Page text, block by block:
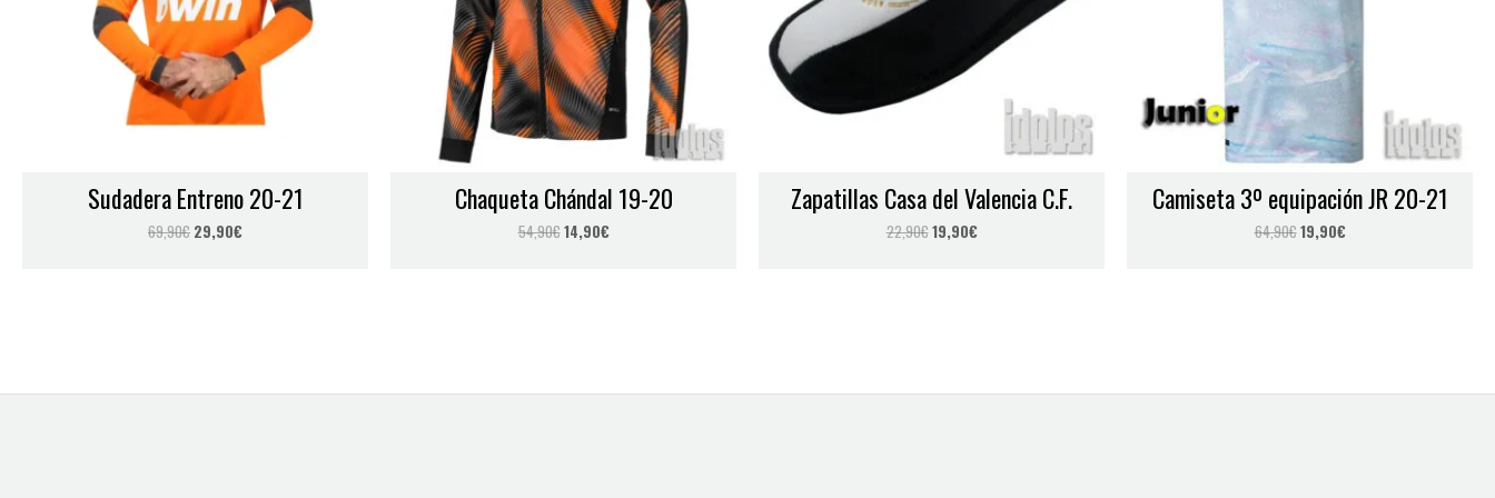
Sudadera Entreno 20-21
69,90€ 29,90€
Chaqueta Chándal 19-20
54,90€14,90€
Zapatillas Casa del Valencia C.F.
22,90€19,90€
Camiseta 3º equipación JR 20-21
64,90€19,90€